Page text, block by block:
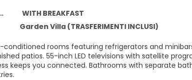
WITH BREAKFAST
Garden Villa (TRASFERIMENTI INCLUSI)
rooms featuring refrigerators and
patios. 55-inch LED televisions with satellite
keeps you connected. Bathrooms with separate